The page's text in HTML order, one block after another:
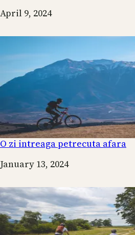
Date
April 9, 2024
O zi intreaga petrecuta afara
Date
January 13, 2024